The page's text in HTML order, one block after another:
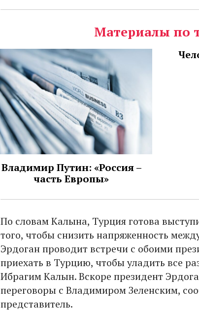
Материалы по
Владимир Путин: «Россия –
часть Европы»
По словам Калына, Турция готова
того, чтобы снизить напряженность
Эрдоган проводит встречи с обоими
приехать в Турцию, чтобы уладить все
Ибрагим Калын. Вскоре президент
переговоры с Владимиром Зеленским,
представитель.